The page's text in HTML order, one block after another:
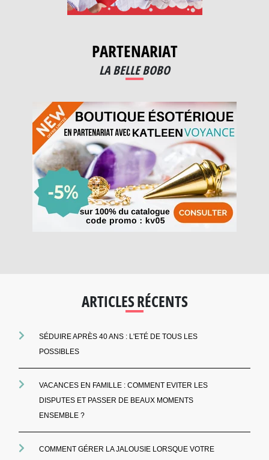
PARTENARIAT
LA BELLE BOBO
ARTICLES RÉCENTS
SÉDUIRE APRÈS 40 ANS : L'ETÉ DE TOUS LES
POSSIBLES
VACANCES EN FAMILLE : COMMENT EVITER LES
DISPUTES ET PASSER DE BEAUX MOMENTS
ENSEMBLE ?
COMMENT GÉRER LA JALOUSIE LORSQUE VOTRE